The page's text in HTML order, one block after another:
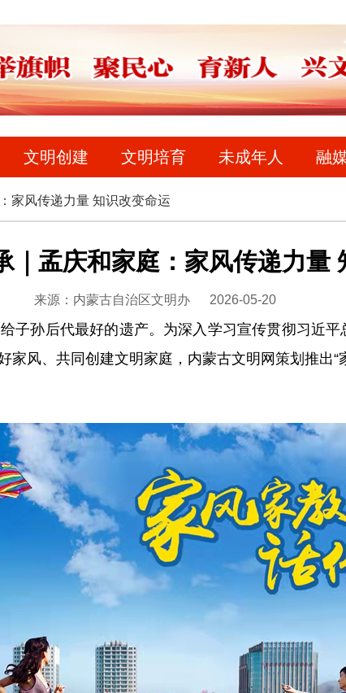
文明创建 文明培育 未成年人 融
家风传递力量 知识改变命运
｜孟庆和家庭：家风传递力量
来源：内蒙古自治区文明办 2026-05-20
孙后代最好的遗产。为深入学习宣传贯彻习近平
风、共同创建文明家庭，内蒙古文明网策划推出